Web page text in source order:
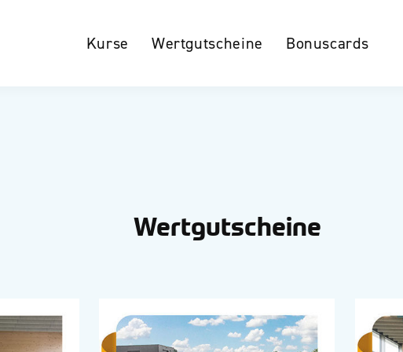
Kurse Wertgutscheine Bonuscards
Wertgutscheine